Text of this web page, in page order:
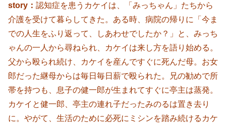
story： 認知症を患うカケイは、「みっちゃん」たちから
介護を受けて暮らしてきた。ある時、病院の帰りに「今ま
での人生をふり返って、しあわせでしたか？」と、みっち
ゃんの一人から尋ねられ、カケイは来し方を語り始める。
父から殴られ続け、カケイを産んですぐに死んだ母。お女
郎だった継母からは毎日毎日薪で殴られた。兄の勧めで所
帯を持つも、息子の健一郎が生まれてすぐに亭主は蒸発。
カケイと健一郎、亭主の連れ子だったみのるは置き去り
に。やがて、生活のために必死にミシンを踏み続けるカケ